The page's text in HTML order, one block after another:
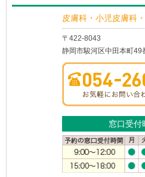
皮膚科・小児皮膚科
〒422-8043
静岡市駿河区中田本町49
窓口受付